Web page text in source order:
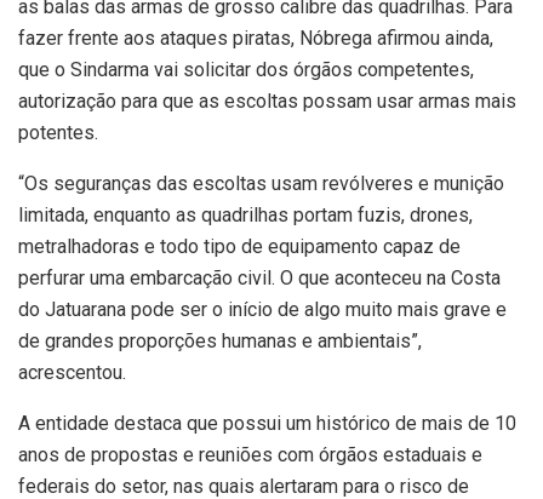
as balas das armas de grosso calibre das quadrilhas. Para
fazer frente aos ataques piratas, Nóbrega afirmou ainda,
que o Sindarma vai solicitar dos órgãos competentes,
autorização para que as escoltas possam usar armas mais
potentes.
“Os seguranças das escoltas usam revólveres e munição
limitada, enquanto as quadrilhas portam fuzis, drones,
metralhadoras e todo tipo de equipamento capaz de
perfurar uma embarcação civil. O que aconteceu na Costa
do Jatuarana pode ser o início de algo muito mais grave e
de grandes proporções humanas e ambientais”,
acrescentou.
A entidade destaca que possui um histórico de mais de 10
anos de propostas e reuniões com órgãos estaduais e
federais do setor, nas quais alertaram para o risco de